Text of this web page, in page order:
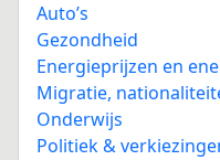
Auto’s
Gezondheid
Energieprijzen en
Migratie,
Onderwijs
Politiek &